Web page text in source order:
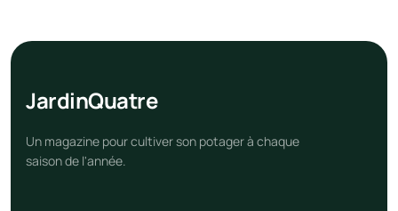
JardinQuatre
Un magazine pour cultiver son potager à chaque
saison de l'année.